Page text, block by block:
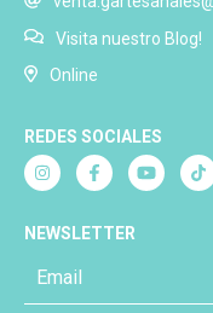
Visita nuestro Blog!
Online
REDES SOCIALES
NEWSLETTER